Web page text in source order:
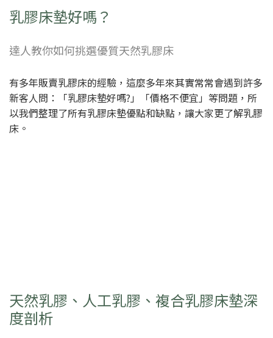
乳膠床墊好嗎？
達人教你如何挑選優質天然乳膠床
有多年販賣乳膠床的經驗，這麼多年來其實常常會遇到許多
新客人問：「乳膠床墊好嗎?」「價格不便宜」等問題，所
以我們整理了所有乳膠床墊優點和缺點，讓大家更了解乳膠
床。
天然乳膠、人工乳膠、複合乳膠床墊深
度剖析